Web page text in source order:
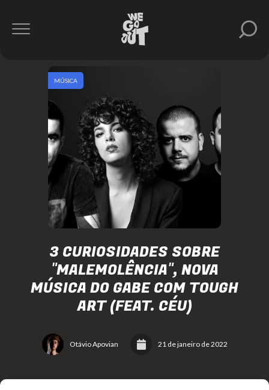
3 CURIOSIDADES SOBRE
"MALEMOLÊNCIA", NOVA
MÚSICA DO GABE COM TOUGH
ART (FEAT. CÉU)
Otávio Apovian 21 de janeiro de 2022
MÚSICA